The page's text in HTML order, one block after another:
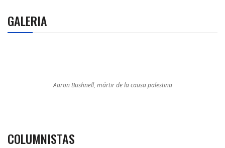
GALERIA
Aaron Bushnell, mártir de la causa palestina
COLUMNISTAS